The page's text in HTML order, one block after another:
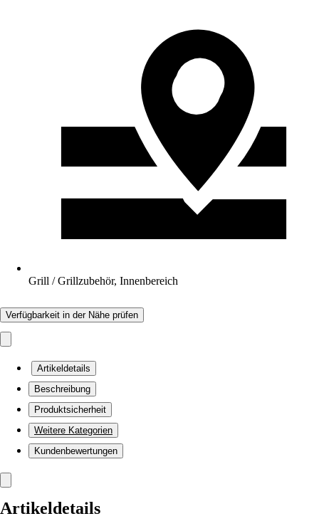
Grill / Grillzubehör, Innenbereich
Verfügbarkeit in der Nähe prüfen
Artikeldetails
Beschreibung
Produktsicherheit
Weitere Kategorien
Kundenbewertungen
Artikeldetails